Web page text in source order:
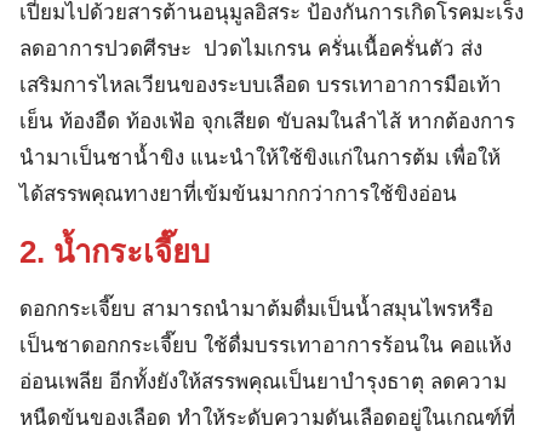
เปี่ยมไปด้วยสารต้านอนุมูลอิสระ ป้องกันการเกิดโรคมะเร็ง
ลดอาการปวดศีรษะ ปวดไมเกรน ครั่นเนื้อครั่นตัว ส่ง
เสริมการไหลเวียนของระบบเลือด บรรเทาอาการมือเท้า
เย็น ท้องอืด ท้องเฟ้อ จุกเสียด ขับลมในลำไส้ หากต้องการ
นำมาเป็นชาน้ำขิง แนะนำให้ใช้ขิงแก่ในการต้ม เพื่อให้
ได้สรรพคุณทางยาที่เข้มข้นมากกว่าการใช้ขิงอ่อน
2. น้ำกระเจี๊ยบ
ดอกกระเจี๊ยบ สามารถนำมาต้มดื่มเป็นน้ำสมุนไพรหรือ
เป็นชาดอกกระเจี๊ยบ ใช้ดื่มบรรเทาอาการร้อนใน คอแห้ง
อ่อนเพลีย อีกทั้งยังให้สรรพคุณเป็นยาบำรุงธาตุ ลดความ
หนืดข้นของเลือด ทำให้ระดับความดันเลือดอยู่ในเกณฑ์ที่